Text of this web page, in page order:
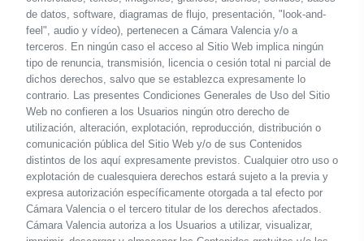
de datos, software, diagramas de flujo, presentación, "look-and-
feel", audio y vídeo), pertenecen a Cámara Valencia y/o a
terceros. En ningún caso el acceso al Sitio Web implica ningún
tipo de renuncia, transmisión, licencia o cesión total ni parcial de
dichos derechos, salvo que se establezca expresamente lo
contrario. Las presentes Condiciones Generales de Uso del Sitio
Web no confieren a los Usuarios ningún otro derecho de
utilización, alteración, explotación, reproducción, distribución o
comunicación pública del Sitio Web y/o de sus Contenidos
distintos de los aquí expresamente previstos. Cualquier otro uso o
explotación de cualesquiera derechos estará sujeto a la previa y
expresa autorización específicamente otorgada a tal efecto por
Cámara Valencia o el tercero titular de los derechos afectados.
Cámara Valencia autoriza a los Usuarios a utilizar, visualizar,